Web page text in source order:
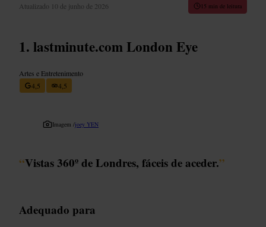
Atualizado 10 de junho de 2026 15 min de leitura
lastminute.com London Eye
Artes e Entretenimento
4,5
4,5
Imagem /joey YEN
“Vistas 360º de Londres, fáceis de aceder.”
Adequado para